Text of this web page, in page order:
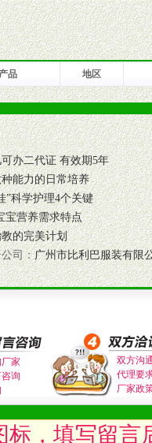
证均衡的利润体系。
养、售后服务等各项专业培
的促销物品、礼品等。
媒体宣传支持
誉度。
和市场经营的高额回报。
端物料及宣传促销用品的支
产品的发展，以及行业市场
善的营养健康产品和宣传
品 地区
办二代证 有效期5年
能力的日常培养
”科学护理4个关键
宝营养需求特点
的完美计划
公司：广州市比利巴服装有限
家
询
双方沟
代理要
厂家政
标，填写留言